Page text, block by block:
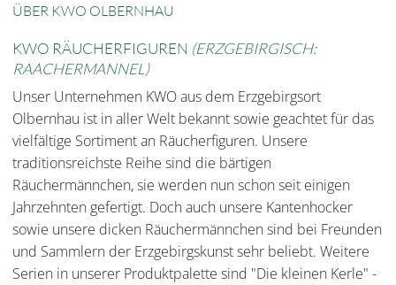
ÜBER KWO OLBERNHAU
KWO RÄUCHERFIGUREN (ERZGEBIRGISCH:
RAACHERMANNEL)
Unser Unternehmen KWO aus dem Erzgebirgsort
Olbernhau ist in aller Welt bekannt sowie geachtet für das
vielfältige Sortiment an Räucherfiguren. Unsere
traditionsreichste Reihe sind die bärtigen
Räuchermännchen, sie werden nun schon seit einigen
Jahrzehnten gefertigt. Doch auch unsere Kantenhocker
sowie unsere dicken Räuchermännchen sind bei Freunden
und Sammlern der Erzgebirgskunst sehr beliebt. Weitere
Serien in unserer Produktpalette sind "Die kleinen Kerle" -